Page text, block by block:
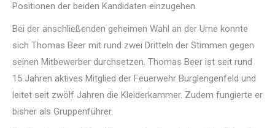
Positionen der beiden Kandidaten einzugehen.
Bei der anschließenden geheimen Wahl an der Urne konnte
sich Thomas Beer mit rund zwei Dritteln der Stimmen gegen
seinen Mitbewerber durchsetzen. Thomas Beer ist seit rund
15 Jahren aktives Mitglied der Feuerwehr Burglengenfeld und
leitet seit zwölf Jahren die Kleiderkammer. Zudem fungierte er
bisher als Gruppenführer.